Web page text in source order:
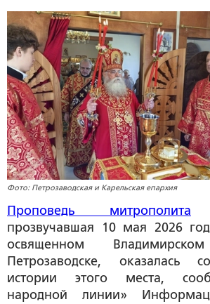
Фото: Петрозаводская и Карельская епархия
Проповедь митрополита
прозвучавшая 10 мая 2026
освященном
Петрозаводске, оказалась
истории этого места,
народной линии»